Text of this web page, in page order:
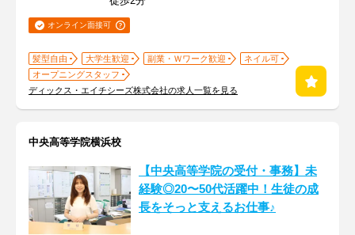
オンライン面接可
髪型自由 大学生歓迎 副業・Ｗワーク歓迎
ネイル可
オープニングスタッフ
ディックス・エイチシーズ株式会社の求人一覧を見る
中央高等学院横浜校
【中央高等学院の受付・事務】未
経験◎20〜50代活躍中！生徒の成
長をそっと支えるお仕事♪